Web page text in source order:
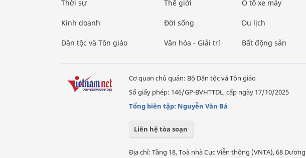
Thời sự
Kinh doanh
Dân tộc và Tôn giáo
Thế giới
Đời sống
Văn hóa - Giải trí
Ô tô xe máy
Du lịch
Bất động sản
Cơ quan chủ quản: Bộ Dân tộc và Tôn giáo
Số giấy phép: 146/GP-BVHTTDL, cấp ngày 17/10/2025
Tổng biên tập: Nguyễn Văn Bá
Liên hệ tòa soạn
Địa chỉ: Tầng 18, Toà nhà Cục Viễn thông (VNTA), 68